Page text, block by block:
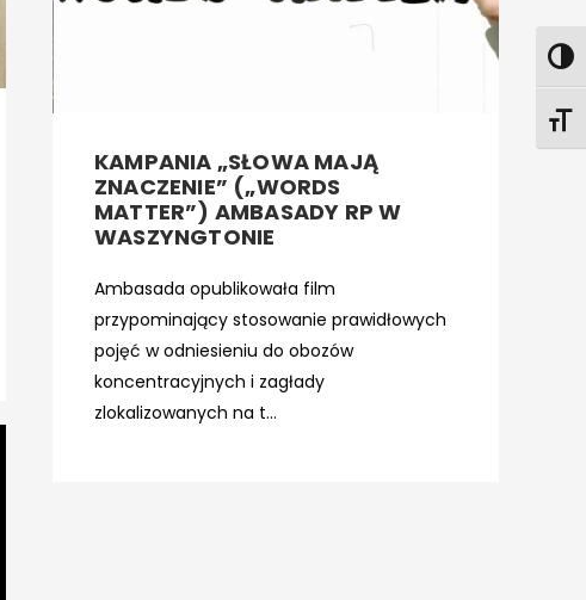
KAMPANIA „SŁOWA MAJĄ
ZNACZENIE” („WORDS
MATTER”) AMBASADY RP W
WASZYNGTONIE
Ambasada opublikowała film
przypominający stosowanie prawidłowych
pojęć w odniesieniu do obozów
koncentracyjnych i zagłady
zlokalizowanych na t...